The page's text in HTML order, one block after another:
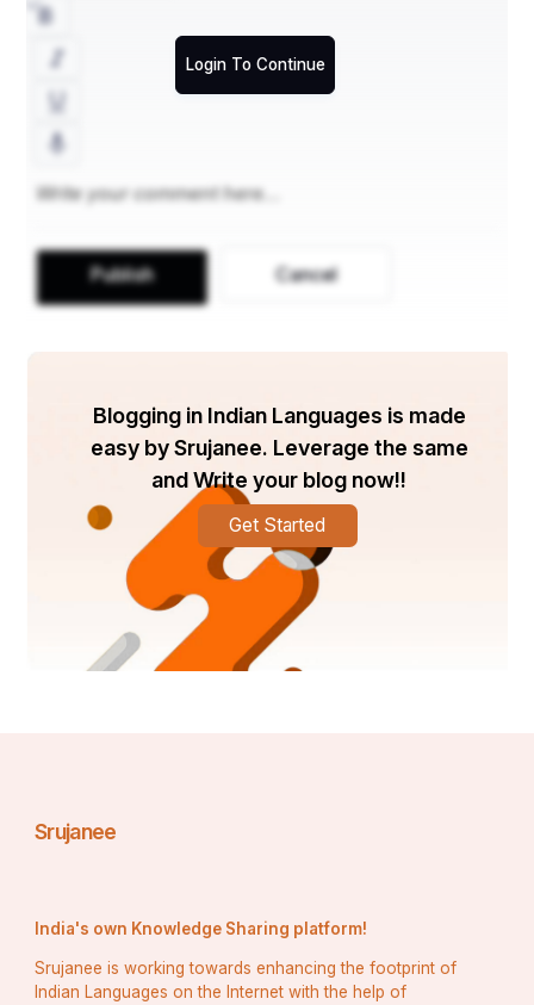
ଶ୍ରୀଜଗନ୍ନାଥଙ୍କ ମୁଖ୍ୟମନ୍ଦିରଟି ହେଉଛି ବିମାନ ବା
ମୁଖ୍ୟମନ୍ଦିର। ଏହି ବିମାନ ବା ଗର୍ଭଗୃହର ରନୃସିଂହାସନରେ
ମହାପ୍ରଭୁ ଶ୍ରୀଜଗନ୍ନାଥ ମହାପ୍ରଭୁ, ଶ୍ରୀବଳଭଦ୍ର, ଦେବୀ
ସୁଭଦ୍ରା, ସୁଦର୍ଶନ, ଶ୍ରୀଦେବୀ, ଭୂଦେବୀ, ପ୍ରଭୃତି
ସପ୍ତବିଗ୍ରହ ବିଦ୍ୟମାନ । ବିମାନ ବା ଗର୍ଭଗୃହ ସତ୍ଵଗୁଣ
ଶ୍ରୀମନ୍ଦିର ଓ ଶ୍ରୀମନ୍ଦିରର ଗର୍ଭଗୃହ ସିଦ୍ଧପୀଠ ଭାବରେ
ସର୍ବଜନବିଦିତ ।
Login To Continue
Publish Cancel
Blogging in Indian Languages is made
easy by Srujanee. Leverage the same
and Write your blog now!!
Get Started
Srujanee
India's own Knowledge Sharing platform!
Srujanee is working towards enhancing the footprint of
Indian Languages on the Internet with the help of